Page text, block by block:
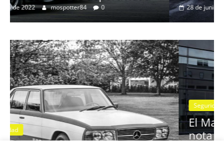
BMW Serie 7: lujo desde 1977
28 de junio de 2022 mospotter84 0
Seguridad Vídeo
El Mazda CX-5 2022 logra la máxima